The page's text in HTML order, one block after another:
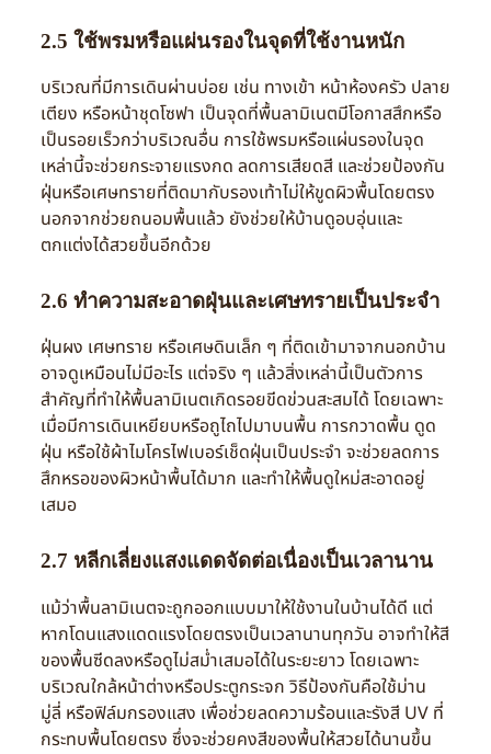
2.5 ใช้พรมหรือแผ่นรองในจุดที่ใช้งานหนัก
บริเวณที่มีการเดินผ่านบ่อย เช่น ทางเข้า หน้าห้องครัว ปลาย
เตียง หรือหน้าชุดโซฟา เป็นจุดที่พื้นลามิเนตมีโอกาสสึกหรือ
เป็นรอยเร็วกว่าบริเวณอื่น การใช้พรมหรือแผ่นรองในจุด
เหล่านี้จะช่วยกระจายแรงกด ลดการเสียดสี และช่วยป้องกัน
ฝุ่นหรือเศษทรายที่ติดมากับรองเท้าไม่ให้ขูดผิวพื้นโดยตรง
นอกจากช่วยถนอมพื้นแล้ว ยังช่วยให้บ้านดูอบอุ่นและ
ตกแต่งได้สวยขึ้นอีกด้วย
2.6 ทำความสะอาดฝุ่นและเศษทรายเป็นประจำ
ฝุ่นผง เศษทราย หรือเศษดินเล็ก ๆ ที่ติดเข้ามาจากนอกบ้าน
อาจดูเหมือนไม่มีอะไร แต่จริง ๆ แล้วสิ่งเหล่านี้เป็นตัวการ
สำคัญที่ทำให้พื้นลามิเนตเกิดรอยขีดข่วนสะสมได้ โดยเฉพาะ
เมื่อมีการเดินเหยียบหรือถูไถไปมาบนพื้น การกวาดพื้น ดูด
ฝุ่น หรือใช้ผ้าไมโครไฟเบอร์เช็ดฝุ่นเป็นประจำ จะช่วยลดการ
สึกหรอของผิวหน้าพื้นได้มาก และทำให้พื้นดูใหม่สะอาดอยู่
เสมอ
2.7 หลีกเลี่ยงแสงแดดจัดต่อเนื่องเป็นเวลานาน
แม้ว่าพื้นลามิเนตจะถูกออกแบบมาให้ใช้งานในบ้านได้ดี แต่
หากโดนแสงแดดแรงโดยตรงเป็นเวลานานทุกวัน อาจทำให้สี
ของพื้นซีดลงหรือดูไม่สม่ำเสมอได้ในระยะยาว โดยเฉพาะ
บริเวณใกล้หน้าต่างหรือประตูกระจก วิธีป้องกันคือใช้ม่าน
มู่ลี่ หรือฟิล์มกรองแสง เพื่อช่วยลดความร้อนและรังสี UV ที่
กระทบพื้นโดยตรง ซึ่งจะช่วยคงสีของพื้นให้สวยได้นานขึ้น